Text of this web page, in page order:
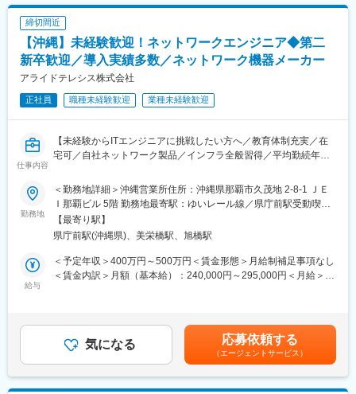
り、同社の製品を好きな社員がほとんどです。
楽しいことを全力で行いつつ、確かな技術力で売上も伸ばしてい
きますので、一緒に働く方からのご応募をお待ちしています！
変更の範囲：会社の定める業務
全取引先車での営業活動。離島の店舗訪問時は出張があります(2
ヵ月に1回程度)
■取扱製品：
・PC関連の周辺機器やアクセサリー／スマートフォンやタブレッ
器等
・営業課長1名、社員1名の男性2名が所属しています
（1）事業・商品の特徴
・エレコムは約20,000点もの商品を取り扱っています。その需要
の幅広さはPC周辺機器だけでなく、オーディオ分野やヘルスケア
分野においてもユーザーに新たな「価値観」や「快適さ」を提供
イン」をもとに追求することで、国内外から高い評価をいただき
毎年デザイン賞を多数受賞しています。
実現しています。ファブレスメーカーとして国内外から七千点以
上の製品調達をしながら開発を進めています。
・失敗しても成功するまでとことんやり続けるのがエレコムの社
締切間近
【沖縄】未経験歓迎！ネットワークエンジニア◆第二
新卒歓迎／導入実績多数／ネットワーク機器メーカー
アライドテレシス株式会社
正社員 職種未経験歓迎 業種未経験歓迎
仕事内容
【未経験からITエンジニアに挑戦したい方へ／教育体制充実／在
宅可／自社ネットワーク製品／インフラ全般習得／平均勤続年数
■業務内容：
ネットワーク環境の設計・構築の導入からエンドユーザーへのシ
ステム全般の提案までトータルでサポートいただきます。
顧客からのインフラシステムについての「要望」や「問題点」の
相談に対し、「提案、調査・要件定義から設計、工事・導入ま
で」ワンストップで提供する業務です。
■ポジション魅力：
ネットワーク機器はもちろん、各種サーバー、ストレージ、アプ
リケーションソフト、ネットワークデバイスを含めたITインフラ
勤務地
＜勤務地詳細＞沖縄営業所住所：沖縄県那覇市久茂地 2-8-1 ＪＥ
Ｉ那覇ビル 5階 勤務地最寄駅：ゆいレール線／県庁前駅受動喫煙
対策：屋内全面禁煙変更の範囲：会社の定める事業所（リモート
ワーク含む）
【最寄り駅】
県庁前駅(沖縄県)、美栄橋駅、旭橋駅
給与
＜予定年収＞400万円～500万円＜賃金形態＞月給制補足事項なし
＜賃金内訳＞月額（基本給）：240,000円～295,000円＜月給＞
考慮し当社規定により決定します賃金はあくまでも目安の金額で
あり、選考を通じて上下する可能性があります。月給(月額)は固定
手当を含めた表記です。
気になる 応募依頼する
（エージェントサービス）